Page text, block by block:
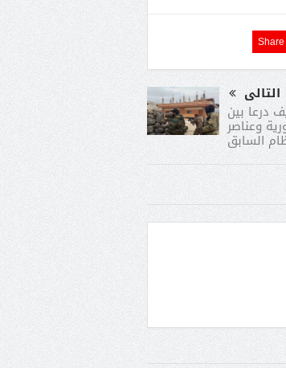
Share
التالى
درعا بين
وعناصر
السابق